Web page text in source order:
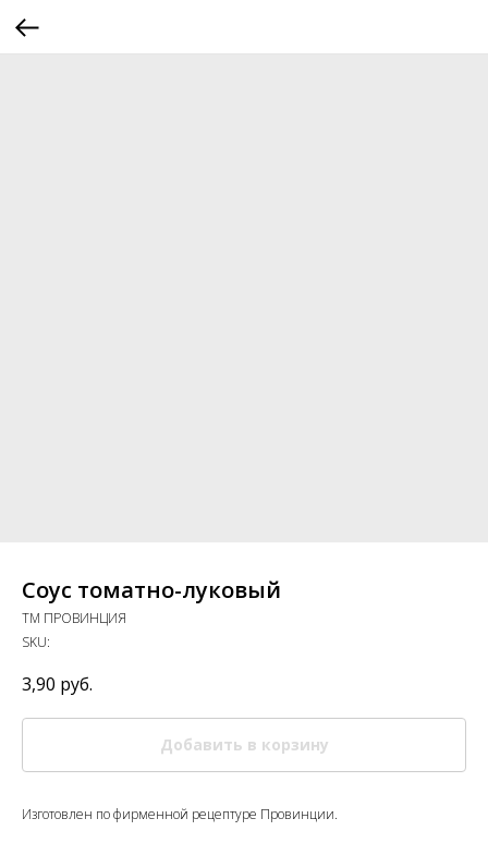
Соус томатно-луковый
ТМ ПРОВИНЦИЯ
SKU:
3,90 руб.
Добавить в корзину
Изготовлен по фирменной рецептуре Провинции.